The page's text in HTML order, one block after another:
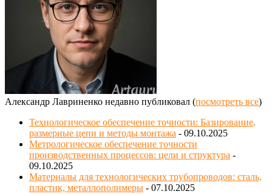
Александр Лавриненко недавно публиковал (посмотреть все)
Технологическое обеспечение точности: Базирование,
размерные цепи и методы монтажа - 09.10.2025
Метрологическое обеспечение точности
производственных процессов: цели и структура -
09.10.2025
Материалы для технологических трубопроводов: сталь,
пластик, металлополимеры - 07.10.2025